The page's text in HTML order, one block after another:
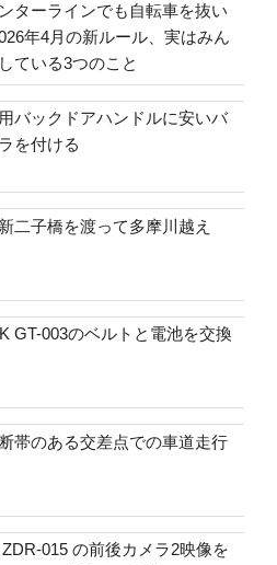
ターラインでも自転車を抜い
年4月の新ルール、実はみん
ている3つのこと
バックドアハンドルに安いバ
を付ける
二子橋を渡って多摩川越え
GT-003のベルトと電池を交換
帯のある交差点での車道走行
ZDR-015 の前後カメラ2映像を